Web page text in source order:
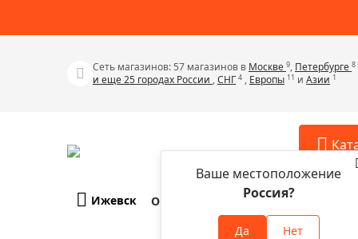
Сеть магазинов: 57 магазинов в Москве 9, Петербурге 8
и еще 25 городах России ,СНГ 4 , Европы 11 и Азии 1
Телескопы
Ижевск
Ваше местоположение
Россия?
Да Нет
О компании Оплата и доставка